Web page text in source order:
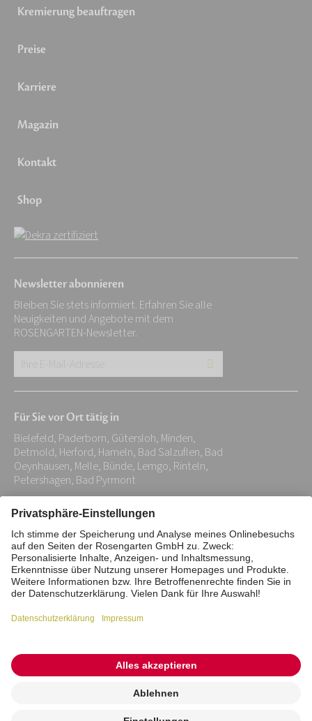
Kremierung beauftragen
Preise
Karriere
Magazin
Kontakt
Shop
Newsletter abonnieren
Bleiben Sie stets informiert. Erfahren Sie alle
Neuigkeiten und Angebote mit dem
ROSENGARTEN-Newsletter.
Adresse:
*
Für Sie vor Ort tätig in
Bielefeld, Paderborn, Gütersloh, Minden,
Detmold, Herford, Hameln, Bad Salzuflen, Bad
Oeynhausen, Melle, Bünde, Lemgo, Rinteln,
Petershagen, Bad Pyrmont
Impressum Datenschutz
Stiftung
Interne Meldestelle
Zahlungsmittel
Barrierefreiheitserklärung
Vertrag widerrufen
© 2026 ROSENGARTEN-Tierbestattung